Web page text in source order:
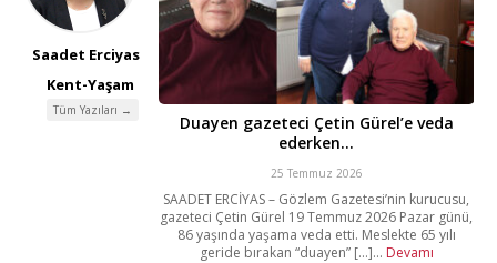
Saadet Erciyas
Kent-Yaşam
Tüm Yazıları →
Duayen gazeteci Çetin Gürel’e veda
ederken…
25 Temmuz 2026
SAADET ERCİYAS – Gözlem Gazetesi’nin kurucusu,
gazeteci Çetin Gürel 19 Temmuz 2026 Pazar günü,
86 yaşında yaşama veda etti. Meslekte 65 yılı
geride bırakan “duayen” [...]... Devamı